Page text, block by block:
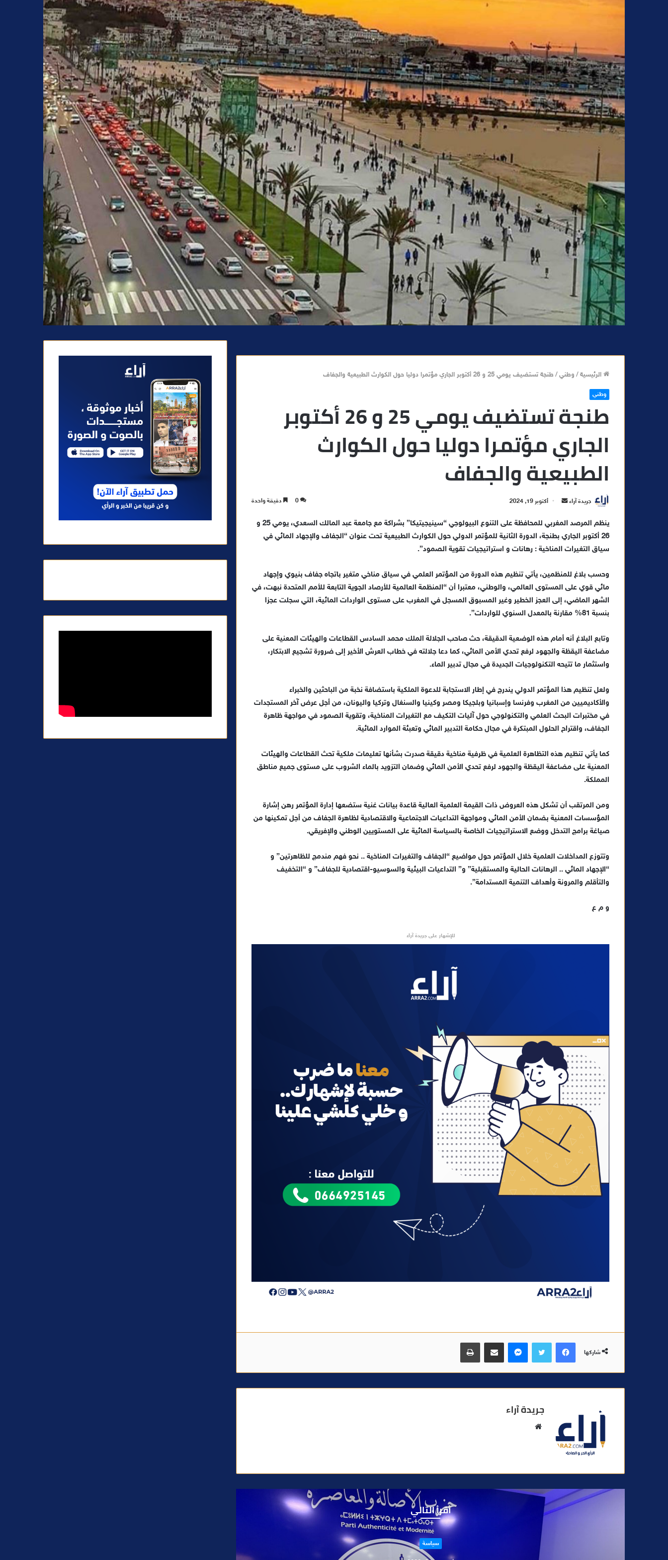
الرئيسية/ وطني/ طنجة تستضيف يومي 25 و 26 أكتوبر الجاري مؤتمرا دوليا حول الكوارث الطبيعية والجفاف
وطني
طنجة تستضيف يومي 25 و 26 أكتوبر
الجاري مؤتمرا دوليا حول الكوارث
الطبيعية والجفاف
جريدة آراء
س
ل
ي
د
ا
و
ا
أكتوبر 19, 2024 0 دقيقة واحدة
ينظم المرصد المغربي للمحافظة على التنوع البيولوجي “سينيجيتيكا” بشراكة مع جامعة عبد المالك السعدي، يومي 25 و
26 أكتوبر الجاري بطنجة، الدورة الثانية للمؤتمر الدولي حول الكوارث الطبيعية تحت عنوان “الجفاف والإجهاد المائي في
سياق التغيرات المناخية : رهانات و استراتيجيات تقوية الصمود”.
وحسب بلاغ للمنظمين، يأتي تنظيم هذه الدورة من المؤتمر العلمي في سياق مناخي متغير باتجاه جفاف بنيوي وإجهاد
مائي قوي على المستوى العالمي، والوطني، معتبرا أن “المنظمة العالمية للأرصاد الجوية التابعة للأمم المتحدة نبهت، في
الشهر الماضي، إلى العجز الخطير وغير المسبوق المسجل في المغرب على مستوى الواردات المائية، التي سجلت عجزا
بنسبة 81% مقارنة بالمعدل السنوي للواردات”.
وتابع البلاغ أنه أمام هذه الوضعية الدقيقة، حث صاحب الجلالة الملك محمد السادس القطاعات والهيئات المعنية على
مضاعفة اليقظة والجهود لرفع تحدي الأمن المائي، كما دعا جلالته في خطاب العرش الأخير إلى ضرورة تشجيع الابتكار،
واستثمار ما تتيحه التكنولوجيات الجديدة في مجال تدبير الماء.
ولعل تنظيم هذا المؤتمر الدولي يندرج في إطار الاستجابة للدعوة الملكية باستضافة نخبة من الباحثين والخبراء
والأكاديميين من المغرب وفرنسا وإسبانيا وبلجيكا ومصر وكينيا والسنغال وتركيا واليونان، من أجل عرض آخر المستجدات
في مختبرات البحث العلمي والتكنولوجي حول آليات التكيف مع التغيرات المناخية، وتقوية الصمود في مواجهة ظاهرة
الجفاف، واقتراح الحلول المبتكرة في مجال حكامة التدبير المائي وتعبئة الموارد المائية.
كما يأتي تنظيم هذه التظاهرة العلمية في ظرفية مناخية دقيقة صدرت بشأنها تعليمات ملكية تحث القطاعات والهيئات
المعنية على مضاعفة اليقظة والجهود لرفع تحدي الأمن المائي وضمان التزويد بالماء الشروب على مستوى جميع مناطق
المملكة.
ومن المرتقب أن تشكل هذه العروض ذات القيمة العلمية العالية قاعدة بيانات غنية ستضعها إدارة المؤتمر رهن إشارة
المؤسسات المعنية بضمان الأمن المائي ومواجهة التداعيات الاجتماعية والاقتصادية لظاهرة الجفاف من أجل تمكينها من
صياغة برامج التدخل ووضع الاستراتيجيات الخاصة بالسياسة المائية على المستويين الوطني والإفريقي.
وتتوزع المداخلات العلمية خلال المؤتمر حول مواضيع “الجفاف والتغيرات المناخية .. نحو فهم مندمج للظاهرتين” و
“الإجهاد المائي .. الرهانات الحالية والمستقبلية” و” التداعيات البيئية والسوسيو-اقتصادية للجفاف” و “التخفيف
والتأقلم والمرونة وأهداف التنمية المستدامة”.
و م ع
للإشهار على جريدة آراء
شاركها
فيسبوك
جريدة آراء
ا
و
أقرأ التالي
حوادث